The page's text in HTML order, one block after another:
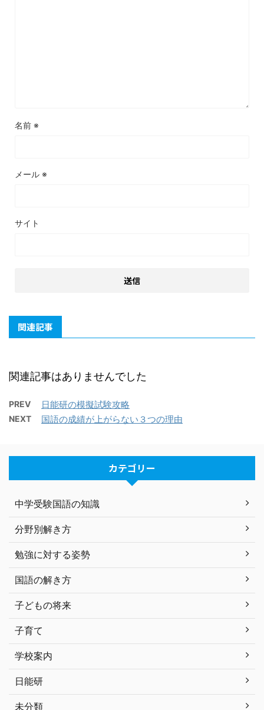
名前 ※
メール ※
サイト
関連記事
関連記事はありませんでした
PREV 日能研の模擬試験攻略
NEXT 国語の成績が上がらない３つの理由
カテゴリー
中学受験国語の知識
分野別解き方
勉強に対する姿勢
国語の解き方
子どもの将来
子育て
学校案内
日能研
未分類